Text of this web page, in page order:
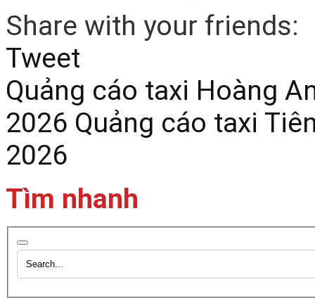
Share with your friends:
Tweet
Quảng cáo taxi Hoàng
2026 Quảng cáo taxi
2026
Tìm nhanh